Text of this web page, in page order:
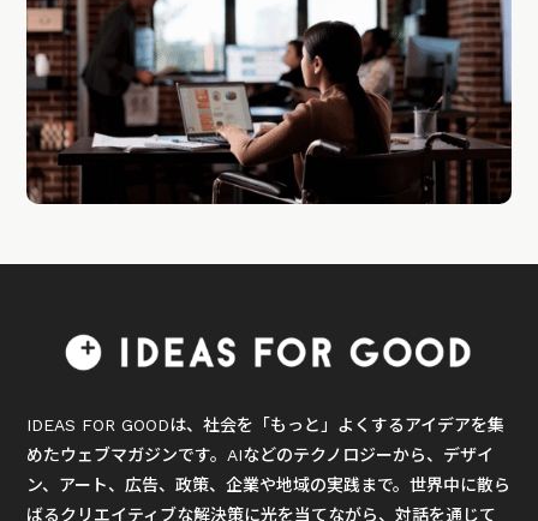
IDEAS FOR GOODは、社会を「もっと」よくするアイデアを集
めたウェブマガジンです。AIなどのテクノロジーから、デザイ
ン、アート、広告、政策、企業や地域の実践まで。世界中に散ら
ばるクリエイティブな解決策に光を当てながら、対話を通じて